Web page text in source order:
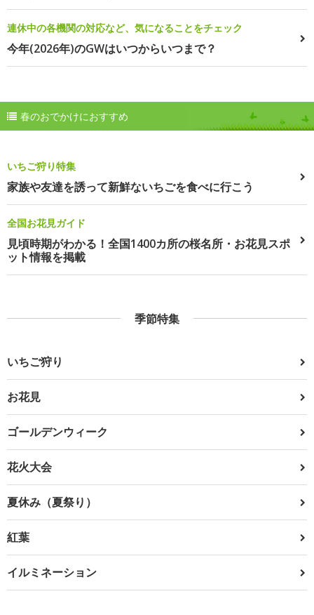
連休中の各機関の対応など、気になることをチェック
今年(2026年)のGWはいつからいつまで？
春のおでかけにおすすめ
いちご狩り特集
家族や友達を誘って新鮮ないちごを食べに行こう
全国お花見ガイド
見頃時期がわかる！全国1400カ所の桜名所・お花見スポ
ット情報を掲載
季節特集
いちご狩り
お花見
ゴールデンウィーク
花火大会
夏休み（夏祭り）
紅葉
イルミネーション